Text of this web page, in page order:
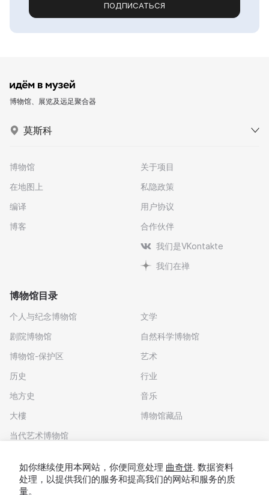
ПОДПИСАТЬСЯ
博物馆、展览及远足聚合器
莫斯科
博物馆
在地图上
编译
博客
关于项目
私隐政策
用户协议
合作伙伴
我们是VKontakte
我们在禅
博物馆目录
个人与纪念博物馆
剧院博物馆
博物馆-保护区
历史
地方史
大樓
当代艺术博物馆
文学
自然科学博物馆
艺术
行业
音乐
博物馆藏品
如你继续使用本网站，你便同意处理 曲奇饼. 数据资料
处理，以提供我们的服务和提高我们的网站和服务的质
量。